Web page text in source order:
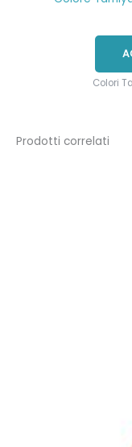
Colori
Prodotti correlati